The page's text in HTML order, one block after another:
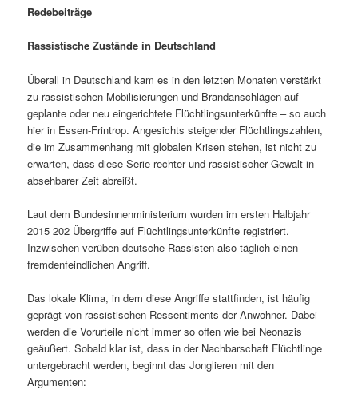
Redebeiträge
Rassistische Zustände in Deutschland
Überall in Deutschland kam es in den letzten Monaten verstärkt
zu rassistischen Mobilisierungen und Brandanschlägen auf
geplante oder neu eingerichtete Flüchtlingsunterkünfte – so auch
hier in Essen-Frintrop. Angesichts steigender Flüchtlingszahlen,
die im Zusammenhang mit globalen Krisen stehen, ist nicht zu
erwarten, dass diese Serie rechter und rassistischer Gewalt in
absehbarer Zeit abreißt.
Laut dem Bundesinnenministerium wurden im ersten Halbjahr
2015 202 Übergriffe auf Flüchtlingsunterkünfte registriert.
Inzwischen verüben deutsche Rassisten also täglich einen
fremdenfeindlichen Angriff.
Das lokale Klima, in dem diese Angriffe stattfinden, ist häufig
geprägt von rassistischen Ressentiments der Anwohner. Dabei
werden die Vorurteile nicht immer so offen wie bei Neonazis
geäußert. Sobald klar ist, dass in der Nachbarschaft Flüchtlinge
untergebracht werden, beginnt das Jonglieren mit den
Argumenten: